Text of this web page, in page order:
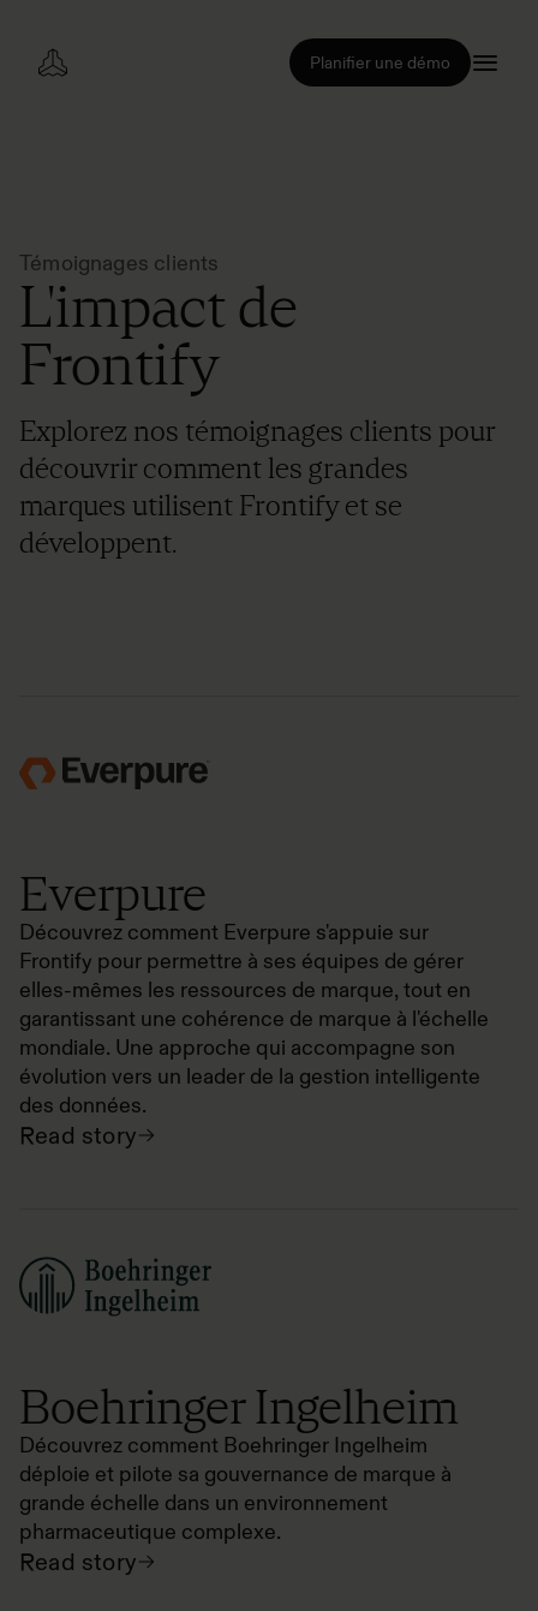
Planifier une démo
Explorez nos témoignages clients pour
découvrir comment les grandes
marques utilisent Frontify et se
développent.
Témoignages clients
L'impact de
Frontify
Everpure
Découvrez comment Everpure s'appuie sur
Frontify pour permettre à ses équipes de gérer
elles-mêmes les ressources de marque, tout en
garantissant une cohérence de marque à l'échelle
mondiale. Une approche qui accompagne son
évolution vers un leader de la gestion intelligente
des données.
Read story
Boehringer Ingelheim
Découvrez comment Boehringer Ingelheim
déploie et pilote sa gouvernance de marque à
grande échelle dans un environnement
pharmaceutique complexe.
Read story